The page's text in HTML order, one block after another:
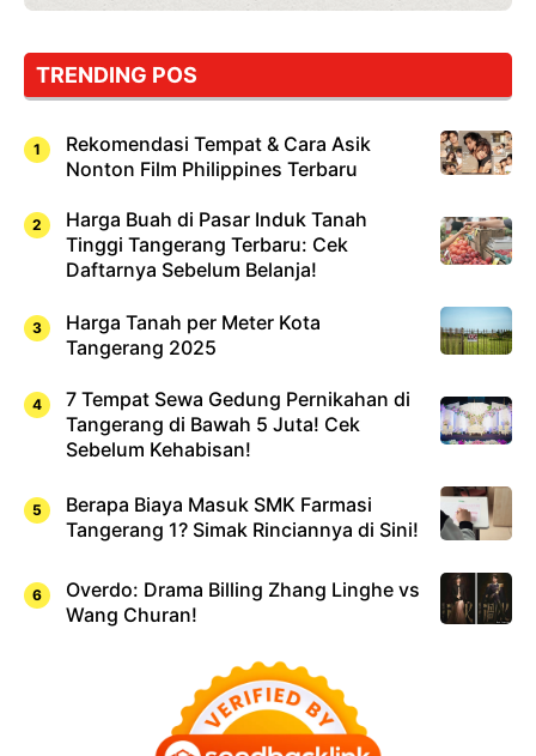
TRENDING POS
Rekomendasi Tempat & Cara Asik
Nonton Film Philippines Terbaru
Harga Buah di Pasar Induk Tanah
Tinggi Tangerang Terbaru: Cek
Daftarnya Sebelum Belanja!
Harga Tanah per Meter Kota
Tangerang 2025
7 Tempat Sewa Gedung Pernikahan di
Tangerang di Bawah 5 Juta! Cek
Sebelum Kehabisan!
Berapa Biaya Masuk SMK Farmasi
Tangerang 1? Simak Rinciannya di Sini!
Overdo: Drama Billing Zhang Linghe vs
Wang Churan!